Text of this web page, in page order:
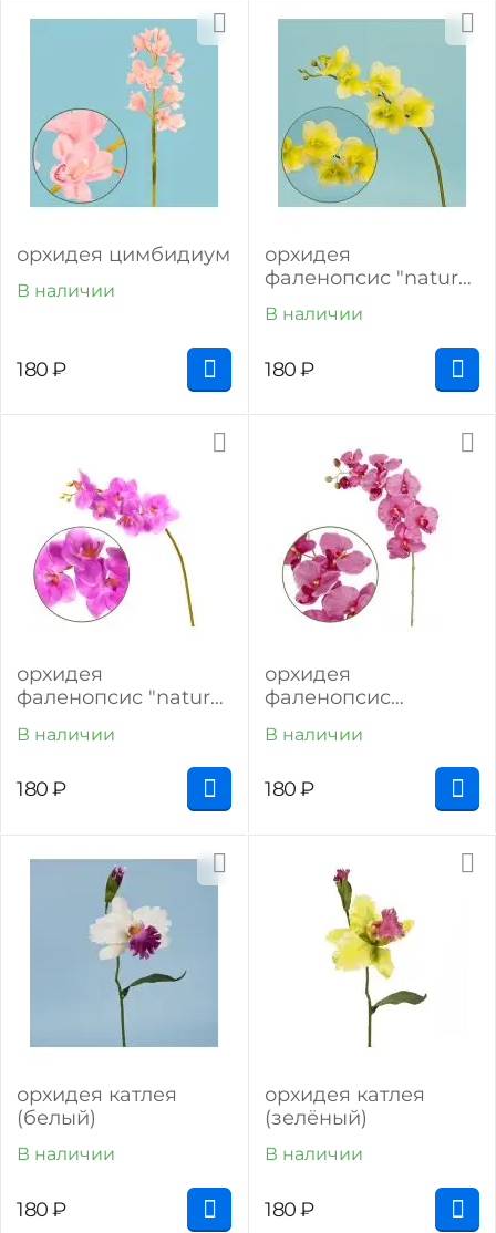
орхидея цимбидиум
В наличии
180₽
орхидея
фаленопсис "natural
touch" (жёлтый)
В наличии
180₽
орхидея
фаленопсис "natural
В наличии
180₽
орхидея
фаленопсис
розовый)
В наличии
180₽
орхидея катлея
(белый)
В наличии
180₽
орхидея катлея
(зелёный)
В наличии
180₽